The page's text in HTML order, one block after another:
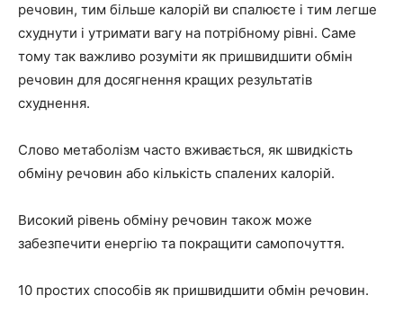
речовин, тим більше калорій ви спалюєте і тим легше
схуднути і утримати вагу на потрібному рівні. Саме
тому так важливо розуміти як пришвидшити обмін
речовин для досягнення кращих результатів
схуднення.
Слово метаболізм часто вживається, як швидкість
обміну речовин або кількість спалених калорій.
Високий рівень обміну речовин також може
забезпечити енергію та покращити самопочуття.
10 простих способів як пришвидшити обмін речовин.